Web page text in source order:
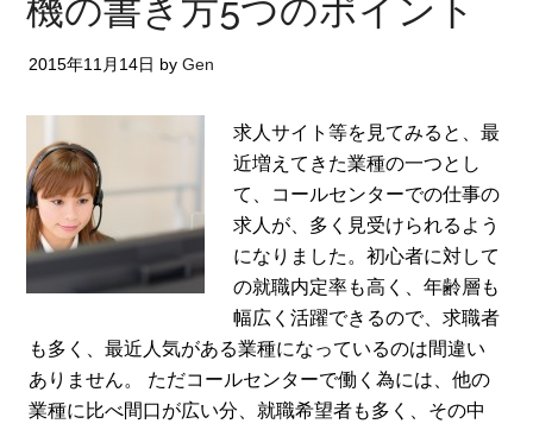
機の書き方5つのポイント
2015年11月14日 byGen
求人サイト等を見てみると、最
近増えてきた業種の一つとし
て、コールセンターでの仕事の
求人が、多く見受けられるよう
になりました。初心者に対して
の就職内定率も高く、年齢層も
幅広く活躍できるので、求職者
も多く、最近人気がある業種になっているのは間違い
ありません。 ただコールセンターで働く為には、他の
業種に比べ間口が広い分、就職希望者も多く、その中